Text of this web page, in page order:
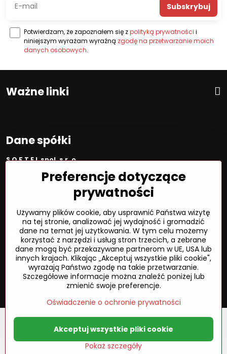
Subskrybuj
Potwierdzam, że zapoznałem się zpolityką prywatności i
niniejszym wyrażam wyraźną zgodę na przetwarzanie moich
danych osobowych.
Ważne linki
Dane spółki
S O F T E L spol. s r. o.
2020450333
Spółka jest zarejestrowana w OR OS Žilina, sekcja Sro, proszę
Sposób płatności
©2026Prawa autorskie
Preferencje dotyczące prywatności
Preferencje dotyczące
prywatności
Używamy plików cookie, aby usprawnić Państwa wizytę
na tej stronie, analizować jej wydajność i gromadzić
dane na temat jej użytkowania. W tym celu możemy
korzystać z narzędzi i usług stron trzecich, a zebrane
dane mogą być przekazywane partnerom w UE, USA lub
innych krajach. Klikając „Akceptuj wszystkie pliki cookie",
wyrażają Państwo zgodę na takie przetwarzanie.
Szczegółowe informacje można znaleźć poniżej lub
zmienić swoje preferencje.
Oświadczenie o ochronie prywatności
Pokaż szczegóły
Akceptuj wszystkie pliki cookie